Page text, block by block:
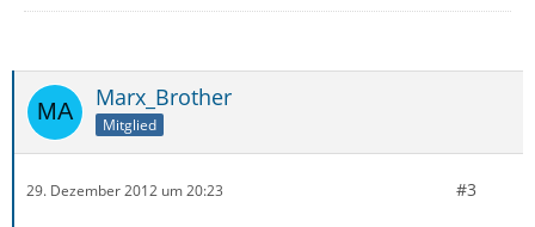
Marx_Brother
Mitglied
29. Dezember 2012 um 20:23 #3